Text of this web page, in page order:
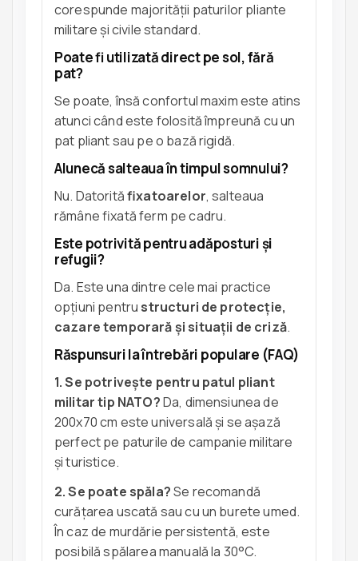
corespunde majorității paturilor pliante
militare și civile standard.
Poate fi utilizată direct pe sol, fără
pat?
Se poate, însă confortul maxim este atins
atunci când este folosită împreună cu un
pat pliant sau pe o bază rigidă.
Alunecă salteaua în timpul somnului?
Nu. Datorităfixatoarelor, salteaua
rămâne fixată ferm pe cadru.
Este potrivită pentru adăposturi și
refugii?
Da. Este una dintre cele mai practice
opțiuni pentru structuri de protecție,
cazare temporară și situații de criză.
Răspunsuri la întrebări populare (FAQ)
1. Se potrivește pentru patul pliant
militar tip NATO?Da, dimensiunea de
200x70 cm este universală și se așază
perfect pe paturile de campanie militare
și turistice.
2. Se poate spăla?Se recomandă
curățarea uscată sau cu un burete umed.
În caz de murdărie persistentă, este
posibilă spălarea manuală la 30°C.